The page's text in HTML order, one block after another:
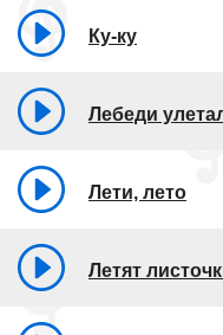
Ку-ку
Лебеди
Лети, лето
Летят